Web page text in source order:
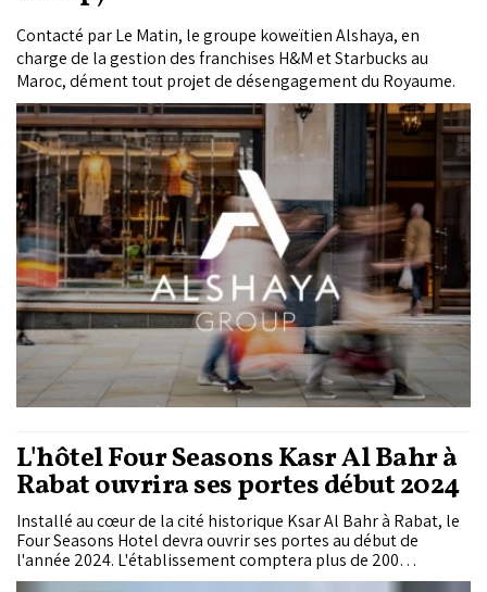
Contacté par Le Matin, le groupe koweïtien Alshaya, en
charge de la gestion des franchises H&M et Starbucks au
Maroc, dément tout projet de désengagement du Royaume.
L'hôtel Four Seasons Kasr Al Bahr à
Rabat ouvrira ses portes début 2024
Installé au cœur de la cité historique Ksar Al Bahr à Rabat, le
Four Seasons Hotel devra ouvrir ses portes au début de
l'année 2024. L'établissement comptera plus de 200
chambres et suites luxueuses et sept restaurants.